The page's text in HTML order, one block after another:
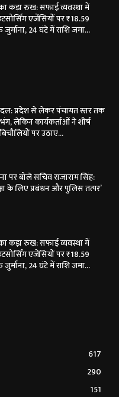
कड़ा रुख: सफाई व्यवस्था में
एजेंसियों पर ₹18.59
24 घंटे में राशि जमा...
प्रदेश से लेकर पंचायत स्तर तक
लेकिन कार्यकर्ताओं ने शीर्ष
पर उठाए...
पर बोले सचिव राजाराम सिंह:
के लिए प्रबंधन और पुलिस तत्पर’
कड़ा रुख: सफाई व्यवस्था में
एजेंसियों पर ₹18.59
24 घंटे में राशि जमा...
617
290
151